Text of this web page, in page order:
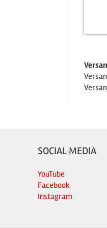
SOCIAL MEDIA
YouTube
Facebook
Instagram